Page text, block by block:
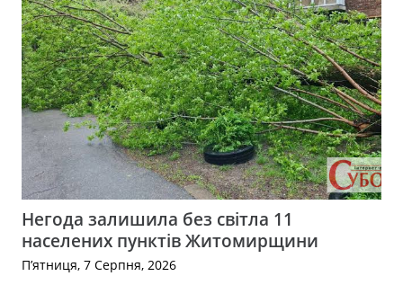
Негода залишила без світла 11
населених пунктів Житомирщини
П’ятниця, 7 Серпня, 2026